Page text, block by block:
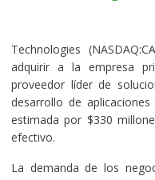
Technologies
adquirir a la empresa
proveedor líder de
desarrollo de
estimada por $330
efectivo.
La demanda de los